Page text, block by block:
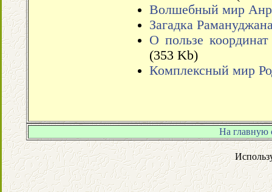
Волшебный мир
Загадка
О пользе
(353 Kb)
Комплексный мир
На главную